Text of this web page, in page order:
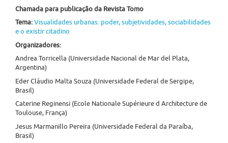
Chamada para publicação da Revista Tomo
Tema: Visualidades urbanas: poder, subjetividades, sociabilidades
e o existir citadino
Organizadores:
Andrea Torricella (Universidade Nacional de Mar del Plata,
Argentina)
Eder Cláudio Malta Souza (Universidade Federal de Sergipe,
Brasil)
Caterine Reginensi (Ecole Nationale Supérieure d Architecture de
Toulouse, França)
Jesus Marmanillo Pereira (Universidade Federal da Paraíba,
Brasil)